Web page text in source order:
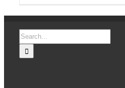
Search
for: